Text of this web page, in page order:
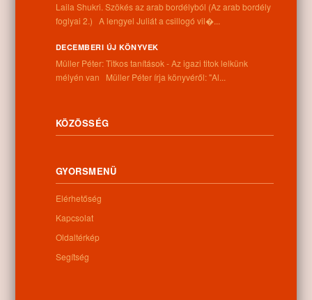
4262 Nyíracsád, Kassai u. 4.
+36 52 206 031
Nyitva tartás:
Hétfő: 9:00-12:00 13:00-16:30
Kedd: 9:00-12:00 13:00-16:30
Péntek: 9:00-12:00 13:00-16:30
Hírlevél
Laila Shukri. Szökés ​az arab bordélyból (Az arab bordély
foglyai 2.) A lengyel Juliát a csillogó vil�...
DECEMBERI ÚJ KÖNYVEK
Müller Péter: Titkos tanítások - Az igazi titok lelkünk
mélyén van Müller Péter írja könyvéről: "Al...
KÖZÖSSÉG
GYORSMENÜ
Elérhetőség
Kapcsolat
Oldaltérkép
Segítség